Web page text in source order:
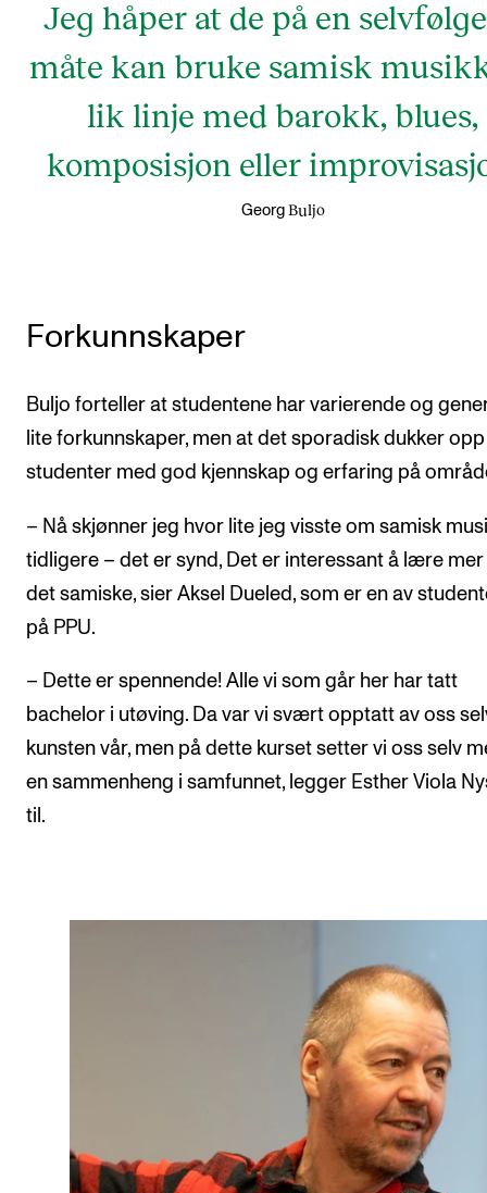
Jeg håper at de på en
måte kan bruke samisk
lik linje med barokk, blues,
komposisjon eller
Georg Buljo
Forkunnskaper
Buljo forteller at studentene har varierende og
lite forkunnskaper, men at det sporadisk dukker opp
studenter med god kjennskap og erfaring på
– Nå skjønner jeg hvor lite jeg visste om samisk
tidligere – det er synd, Det er interessant å lære
det samiske, sier Aksel Dueled, som er en av
på PPU.
– Dette er spennende! Alle vi som går her har tatt
bachelor i utøving. Da var vi svært opptatt av oss
kunsten vår, men på dette kurset setter vi oss selv
en sammenheng i samfunnet, legger Esther Viola
til.